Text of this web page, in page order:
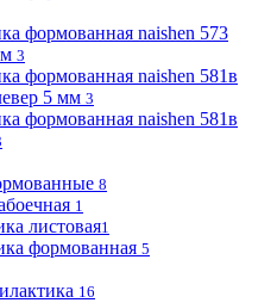
формованная naishen 573
3
формованная naishen 581в
5 мм 3
формованная naishen 581в
8
1
листовая1
формованная 5
16